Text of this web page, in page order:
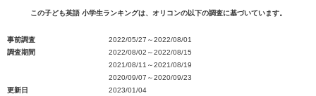
この子ども英語 小学生ランキングは、オリコンの以下の調査に基づいています。
事前調査
2022/05/27～2022/08/01
調査期間
2022/08/02～2022/08/15
2021/08/11～2021/08/19
2020/09/07～2020/09/23
更新日
2023/01/04